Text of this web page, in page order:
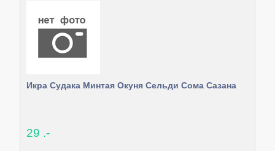
Икра Судака Минтая Окуня Сельди Сома Сазана
29 .-